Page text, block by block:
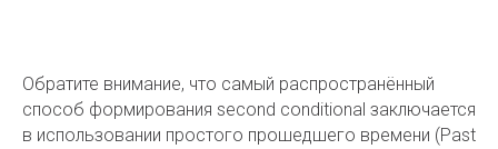
Обратите внимание, что самый распространённый
способ формирования second conditional заключается
в использовании простого прошедшего времени (Past